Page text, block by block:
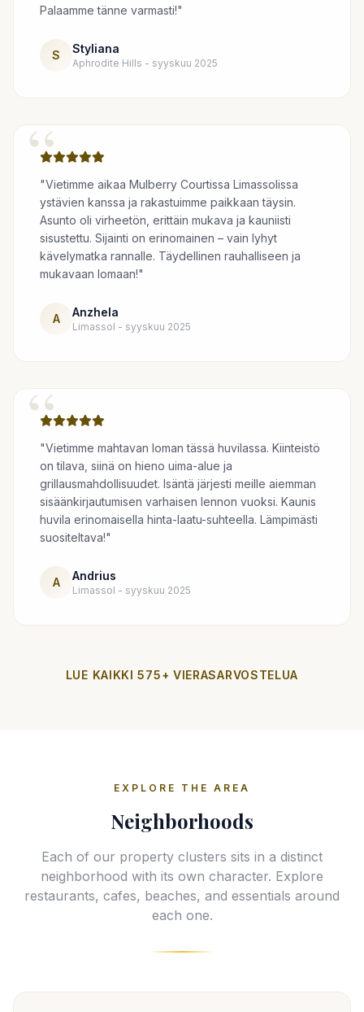
Palaamme tänne varmasti!"
S Styliana
Aphrodite Hills - syyskuu 2025
“"Vietimme aikaa Mulberry Courtissa Limassolissa
ystävien kanssa ja rakastuimme paikkaan täysin.
Asunto oli virheetön, erittäin mukava ja kauniisti
sisustettu. Sijainti on erinomainen – vain lyhyt
kävelymatka rannalle. Täydellinen rauhalliseen ja
mukavaan lomaan!"
A Anzhela
Limassol - syyskuu 2025
“"Vietimme mahtavan loman tässä huvilassa. Kiinteistö
on tilava, siinä on hieno uima-alue ja
grillausmahdollisuudet. Isäntä järjesti meille aiemman
sisäänkirjautumisen varhaisen lennon vuoksi. Kaunis
huvila erinomaisella hinta-laatu-suhteella. Lämpimästi
suositeltava!"
A Andrius
Limassol - syyskuu 2025
LUE KAIKKI 575+ VIERASARVOSTELUA
EXPLORE THE AREA
Neighborhoods
Each of our property clusters sits in a distinct
neighborhood with its own character. Explore
restaurants, cafes, beaches, and essentials around
each one.